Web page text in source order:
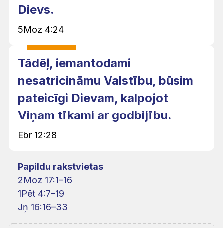
Dievs.
5Moz 4:24
Tādēļ, iemantodami
nesatricināmu Valstību, būsim
pateicīgi Dievam, kalpojot
Viņam tīkami ar godbijību.
Ebr 12:28
Papildu rakstvietas
2Moz 17:1–16
1Pēt 4:7–19
Jņ 16:16–33